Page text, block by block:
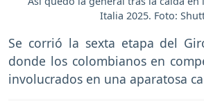
Italia 2025. Foto:
Se corrió la sexta etapa del
donde los colombianos en
involucrados en una aparatosa